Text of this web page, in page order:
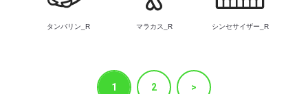
タンバリン_R マラカス_R シンセサイザー_R
1 2 >